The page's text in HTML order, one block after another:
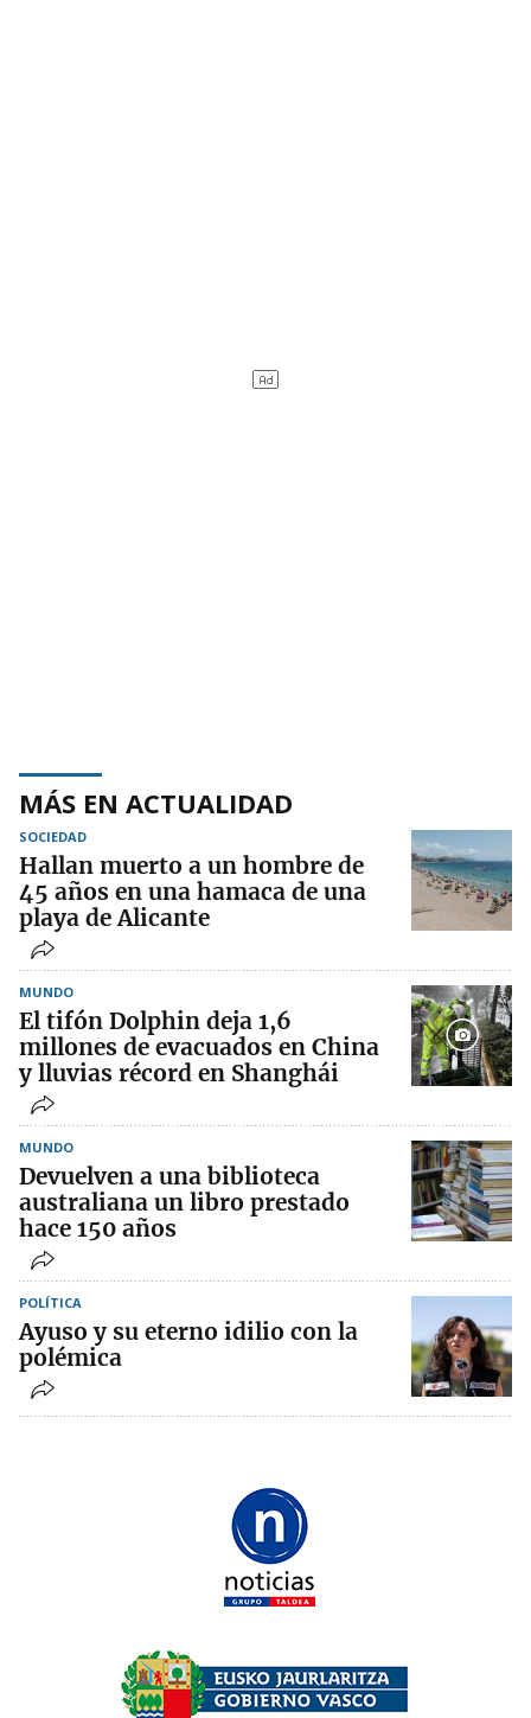
MÁS EN ACTUALIDAD
SOCIEDAD
Hallan muerto a un hombre de
45 años en una hamaca de una
playa de Alicante
MUNDO
El tifón Dolphin deja 1,6
millones de evacuados en China
y lluvias récord en Shanghái
MUNDO
Devuelven a una biblioteca
australiana un libro prestado
hace 150 años
POLÍTICA
Ayuso y su eterno idilio con la
polémica